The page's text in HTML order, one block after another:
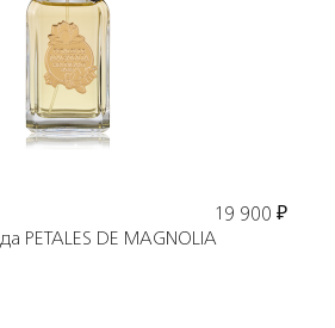
В корзину
19 900 ₽
PETALES DE MAGNOLIA